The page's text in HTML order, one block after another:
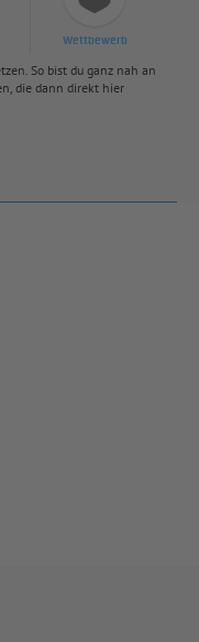
Wettbewerb
So bist du ganz nah an
die dann direkt hier